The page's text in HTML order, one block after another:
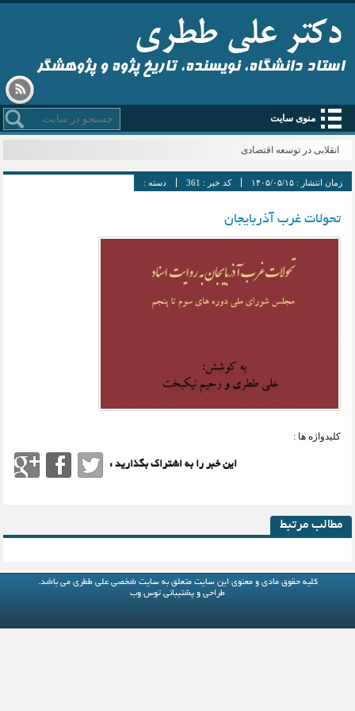
استاد دانشگاه، نویسنده، تاریخ پژوه و پژوهشگر
منوی سایت
انقلابی در توسعه اقتصادی
زمان انتشار :۱۴۰۵/۰۵/۱۵ کد خبر : 361 دسته :
تحولات غرب آذربایجان
کلیدواژه ها :
این خبر را به اشتراک بگذارید :
مطالب مرتبط
کلیه حقوق مادی و معنوی این سایت متعلق بهسایت شخصی علی ططری می باشد.
طراحی و پشتیبانی توس وب